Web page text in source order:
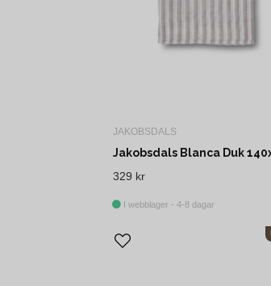
JAKOBSDALS
329 kr
I webblager - 4-8 dagar